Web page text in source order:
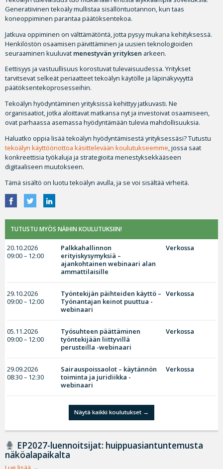
Generatiivinen tekoäly mullistaa sisällöntuotannon, kun taas
koneoppiminen parantaa päätöksentekoa.
Jatkuva oppiminen on välttämätöntä, jotta pysyy mukana kehityksessä.
Henkilöstön osaamisen päivittäminen ja uusien teknologioiden
seuraaminen kuuluvat menestyvän yrityksen arkeen.
Eettisyys ja vastuullisuus korostuvat tulevaisuudessa. Yritykset
tarvitsevat selkeät periaatteet tekoälyn käytölle ja läpinäkyvyyttä
päätöksentekoprosesseihin.
Tekoälyn hyödyntäminen yrityksissä kehittyy jatkuvasti. Ne
organisaatiot, jotka aloittavat matkansa nyt ja investoivat osaamiseen,
ovat parhaassa asemassa hyödyntämään tulevia mahdollisuuksia.
Haluatko oppia lisää tekoälyn hyödyntämisestä yrityksessäsi? Tutustu
tekoälyn käyttöönottoa käsittelevään koulutukseemme, jossa saat
konkreettisia työkaluja ja strategioita menestyksekkääseen
digitaaliseen muutokseen.
Tämä sisältö on luotu tekoälyn avulla, ja se voi sisältää virheitä.
TUTUSTU MYÖS NÄIHIN KOULUTUKSIIN!
20.10.2026
09:00 – 12:00
Palkkahallinnon
erityiskysymyksiä –
ajankohtainen webinaari alan
ammattilaisille
Verkossa
29.10.2026
09:00 – 12:00
Työntekijän päihteiden käyttö –
Työnantajan keinot puuttua -
webinaari
Verkossa
05.11.2026
09:00 – 12:00
Työsuhteen päättäminen
työntekijään liittyvillä
perusteilla -webinaari
Verkossa
29.09.2026
08:30 – 12:30
Sairauspoissaolot – käytännön
toiminta ja juridiikka -
webinaari
Verkossa
Näytä kaikki koulutukset
EP2027-luennoitsijat: huippuasiantuntemusta
näköalapaikalta